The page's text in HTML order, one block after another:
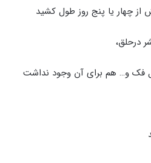
چهار یا پنج روز طول کشید
درحلق،
فک و… هم برای آن وجود نداشت